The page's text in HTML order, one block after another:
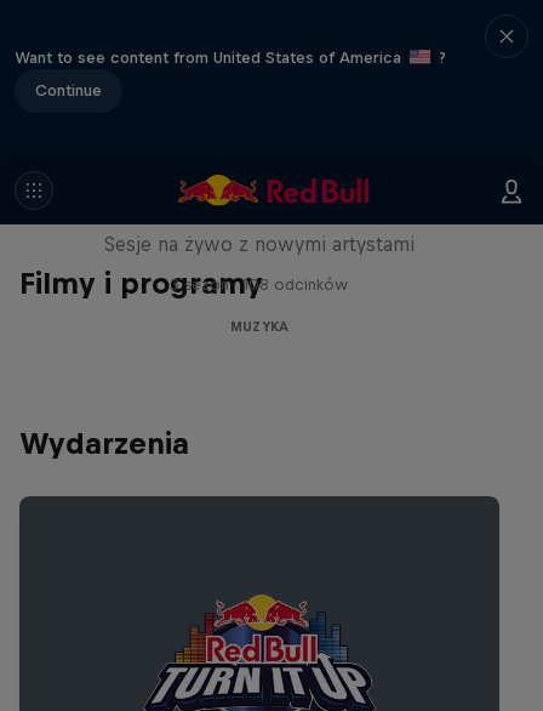
Want to see content from United States of America
?
Continue
Filmy i programy
See.Hear.Now.
Sesje na żywo z nowymi artystami
3 sezon · 108 odcinków
MUZYKA
Wydarzenia